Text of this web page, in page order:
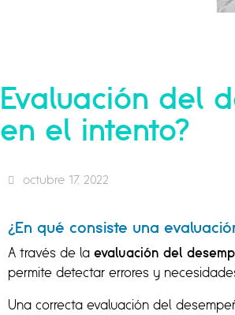
Evaluación del
en el intento?
octubre 17, 2022
¿En qué consiste una
A través de la evaluación del
permite detectar errores y
Una correcta evaluación del